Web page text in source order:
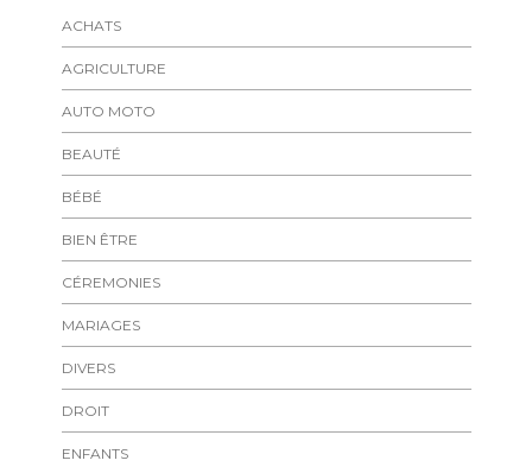
ACHATS
AGRICULTURE
AUTO MOTO
BEAUTÉ
BÉBÉ
BIEN ÊTRE
CÉREMONIES
MARIAGES
DIVERS
DROIT
ENFANTS